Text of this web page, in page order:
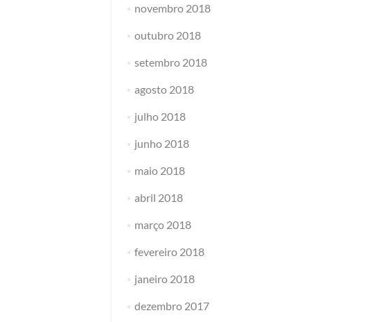
novembro 2018
outubro 2018
setembro 2018
agosto 2018
julho 2018
junho 2018
maio 2018
abril 2018
março 2018
fevereiro 2018
janeiro 2018
dezembro 2017